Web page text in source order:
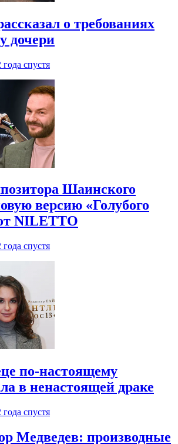
о требованиях
дочери
года спустя
Шаинского
версию «Голубого
NILETTO
года спустя
по-настоящему
в ненастоящей драке
года спустя
Медведев: производные